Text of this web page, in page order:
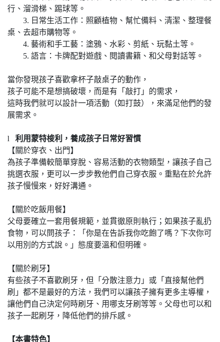
行、溜滑梯、踢球等。
3. 日常生活工作：照顧植物、幫忙備料、清潔、整理餐
桌、去超市購物等。
4. 藝術和手工藝：塗鴉、水彩、剪紙、玩黏土等。
5. 語言：卡牌配對遊戲、閱讀書籍、和父母對話等。
當你發現孩子喜歡拿杯子敲桌子的動作，
孩子可能不是想搞破壞，而是有「敲打」的需求，
這時我們就可以設計一項活動（如打鼓），來滿足他們的發
展需求。
l 利用蒙特梭利，養成孩子日常好習慣
【關於穿衣、出門】
為孩子準備較簡單穿脫、容易活動的衣物類型，讓孩子自己
挑選衣服，更可以一步步教他們自己穿衣服。重點在於允許
孩子慢慢來，好好溝通。
【關於吃飯用餐】
父母要確立一套用餐規範，並貫徹原則執行；如果孩子亂扔
食物，可以問孩子：「你是在告訴我你吃飽了嗎？下次你可
以用別的方式說。」態度要溫和但明確。
【關於刷牙】
有些孩子不喜歡刷牙，但「分散注意力」或「直接幫他們
刷」都不是最好的方法，我們可以讓孩子擁有更多主導權，
讓他們自己決定何時刷牙、用哪支牙刷等等。父母也可以和
孩子一起刷牙，降低他們的排斥感。
【本書特色】